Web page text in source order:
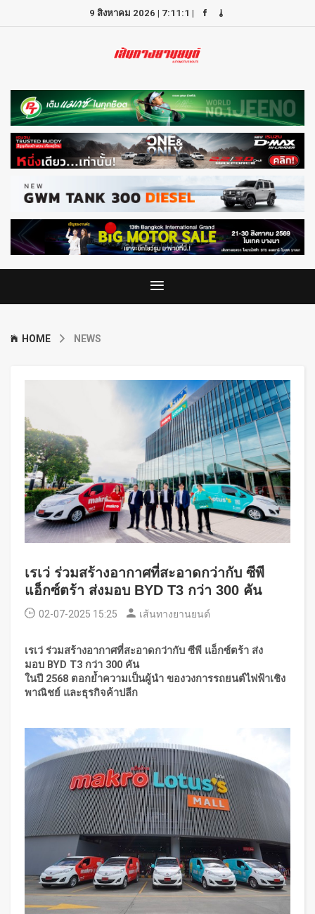
9 สิงหาคม 2026 | 7:11:1 |
HOME NEWS
เรเว่ ร่วมสร้างอากาศที่สะอาดกว่ากับ ซีพี
แอ็กซ์ตร้า ส่งมอบ BYD T3 กว่า 300 คัน
02-07-2025 15:25 เส้นทางยานยนต์
เรเว่ ร่วมสร้างอากาศที่สะอาดกว่ากับ ซีพี แอ็กซ์ตร้า ส่ง
มอบ BYD T3 กว่า 300 คัน
ในปี 2568 ตอกย้ำความเป็นผู้นำ ของวงการรถยนต์ไฟฟ้าเชิง
พาณิชย์ และธุรกิจค้าปลีก